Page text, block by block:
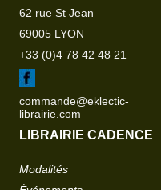
62 rue St Jean
69005 LYON
+33 (0)4 78 42 48 21
commande@eklectic-
librairie.com
LIBRAIRIE CADENCE
Modalités